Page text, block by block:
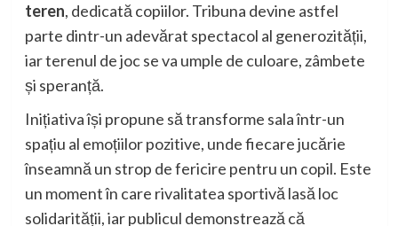
teren, dedicată copiilor. Tribuna devine astfel
parte dintr-un adevărat spectacol al generozității,
iar terenul de joc se va umple de culoare, zâmbete
și speranță.
Inițiativa își propune să transforme sala într-un
spațiu al emoțiilor pozitive, unde fiecare jucărie
înseamnă un strop de fericire pentru un copil. Este
un moment în care rivalitatea sportivă lasă loc
solidarității, iar publicul demonstrează că